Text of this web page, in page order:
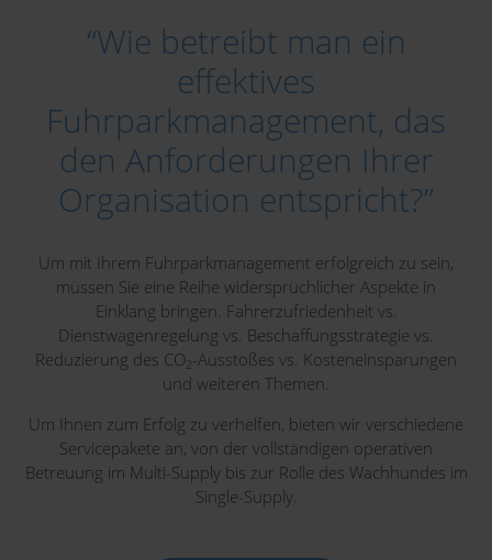
“Wie betreibt man ein
effektives
Fuhrparkmanagement, das
den Anforderungen Ihrer
Organisation entspricht?”
Um mit Ihrem Fuhrparkmanagement erfolgreich zu sein,
müssen Sie eine Reihe widersprüchlicher Aspekte in
Einklang bringen. Fahrerzufriedenheit vs.
Dienstwagenregelung vs. Beschaffungsstrategie vs.
Reduzierung des CO 2-Ausstoßes vs. Kosteneinsparungen
und weiteren Themen.
Um Ihnen zum Erfolg zu verhelfen, bieten wir verschiedene
Servicepakete an, von der vollständigen operativen
Betreuung im Multi-Supply bis zur Rolle des Wachhundes im
Single-Supply.